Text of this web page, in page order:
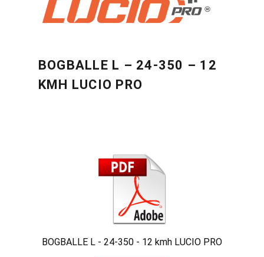
BOGBALLE L – 24-350 – 12
KMH LUCIO PRO
BOGBALLE L - 24-350 - 12 kmh LUCIO PRO